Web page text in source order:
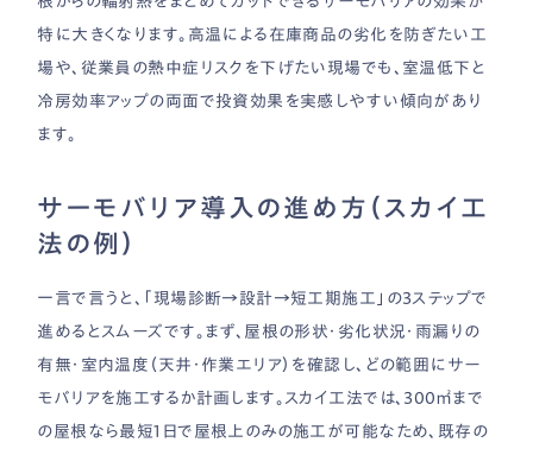
特に大きくなります。高温による在庫商品の劣化を防ぎたい工
場や、従業員の熱中症リスクを下げたい現場でも、室温低下と
冷房効率アップの両面で投資効果を実感しやすい傾向があり
ます。
サーモバリア導入の進め方（スカイ工
法の例）
一言で言うと、「現場診断→設計→短工期施工」の3ステップで
進めるとスムーズです。まず、屋根の形状・劣化状況・雨漏りの
有無・室内温度（天井・作業エリア）を確認し、どの範囲にサー
モバリアを施工するか計画します。スカイ工法では、300㎡まで
の屋根なら最短1日で屋根上のみの施工が可能なため、既存の